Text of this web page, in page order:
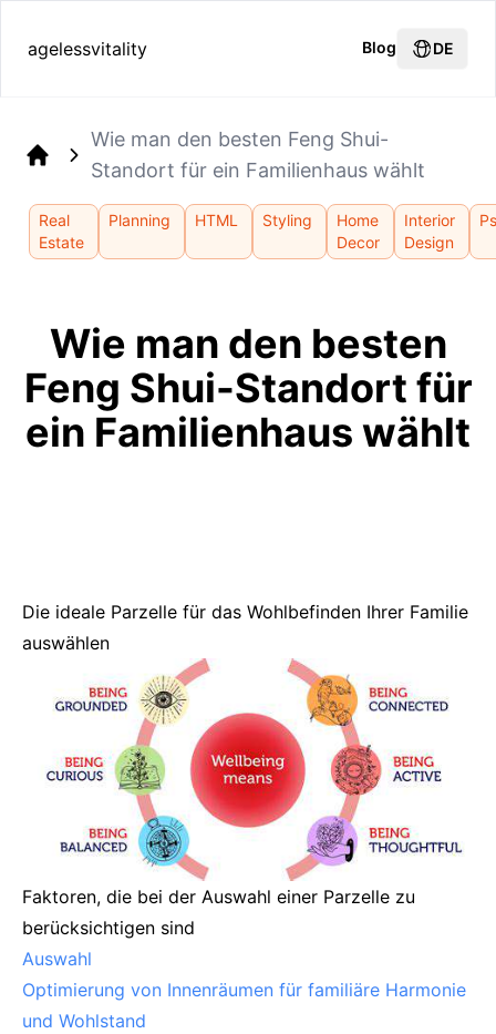
agelessvitality Blog DE
Wie man den besten Feng Shui-
Standort für ein Familienhaus wählt
Real
Estate
Planning HTML Styling
Home
Decor
Interior
Design
Wie man den besten
Feng Shui-Standort für
ein Familienhaus wählt
Die ideale Parzelle für das Wohlbefinden Ihrer Familie
auswählen
Faktoren, die bei der Auswahl einer Parzelle zu
berücksichtigen sind
Auswahl
Optimierung von Innenräumen für familiäre Harmonie
und Wohlstand